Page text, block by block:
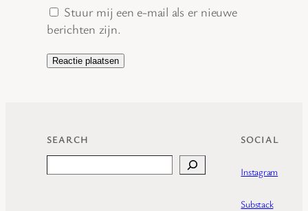
Stuur mij een e-mail als er nieuwe
berichten zijn.
SEARCH SOCIAL
Instagram
Substack